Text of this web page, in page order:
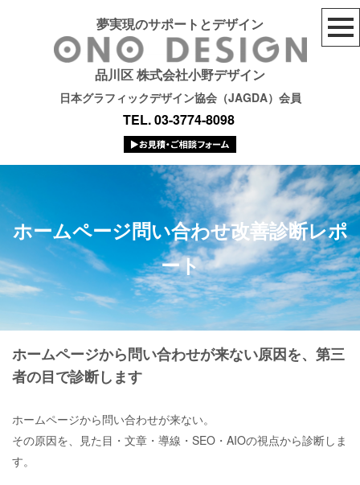
夢実現のサポートとデザイン
品川区 株式会社小野デザイン
日本グラフィックデザイン協会（JAGDA）会員
TEL. 03-3774-8098
ホームページ問い合わせ改善診断レポ
ート
ホームページから問い合わせが来ない原因を、第三
者の目で診断します
ホームページから問い合わせが来ない。
その原因を、見た目・文章・導線・SEO・AIOの視点から診断しま
す。